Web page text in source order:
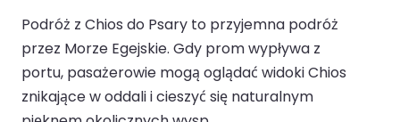
Podróż z Chios do Psary to przyjemna podróż
przez Morze Egejskie. Gdy prom wypływa z
portu, pasażerowie mogą oglądać widoki Chios
znikające w oddali i cieszyć się naturalnym